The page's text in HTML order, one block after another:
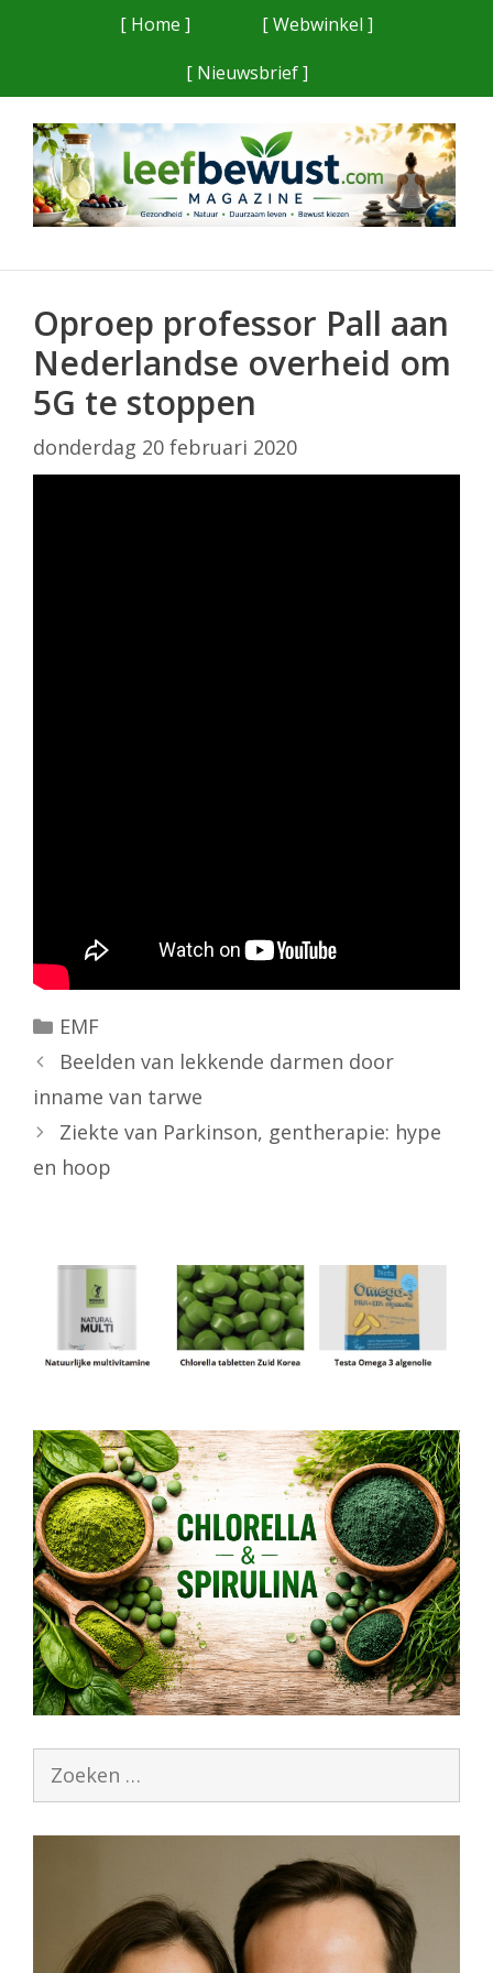
[ Home ]
[ Webwinkel ]
[ Nieuwsbrief ]
Oproep professor Pall aan
Nederlandse overheid om
5G te stoppen
donderdag 20 februari 2020
Categorieën
EMF
Beelden van lekkende darmen door
inname van tarwe
Ziekte van Parkinson, gentherapie: hype
en hoop
Zoek